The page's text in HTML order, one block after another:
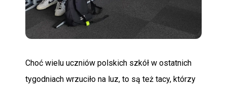
Choć wielu uczniów polskich szkół w ostatnich
tygodniach wrzuciło na luz, to są też tacy, którzy